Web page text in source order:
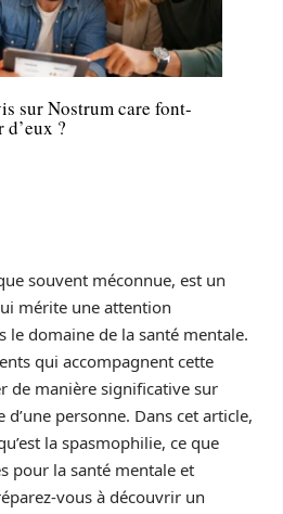
sur Nostrum care font-
?
souvent méconnue, est un
mérite une attention
le domaine de la santé mentale.
qui accompagnent cette
de manière significative sur
personne. Dans cet article,
la spasmophilie, ce que
pour la santé mentale et
vous à découvrir un